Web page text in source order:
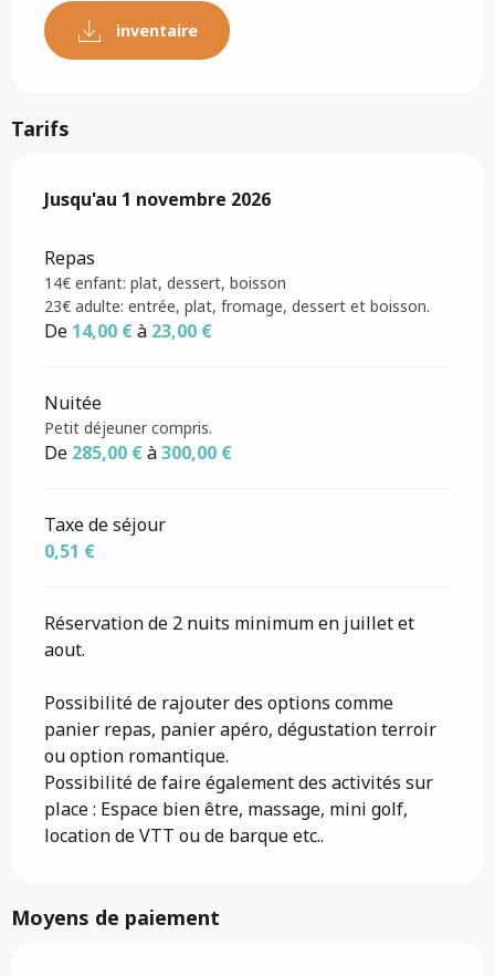
inventaire
Tarifs
Du27 mars 2026au1 novembre 2026
Jusqu'au 1 novembre 2026
Repas
14€ enfant: plat, dessert, boisson
23€ adulte: entrée, plat, fromage, dessert et boisson.
De 14,00 €à 23,00 €
Nuitée
Petit déjeuner compris.
De 285,00 €à300,00 €
Taxe de séjour
0,51 €
Réservation de 2 nuits minimum en juillet et
aout.
Possibilité de rajouter des options comme
panier repas, panier apéro, dégustation terroir
ou option romantique.
Possibilité de faire également des activités sur
place : Espace bien être, massage, mini golf,
location de VTT ou de barque etc..
Moyens de paiement